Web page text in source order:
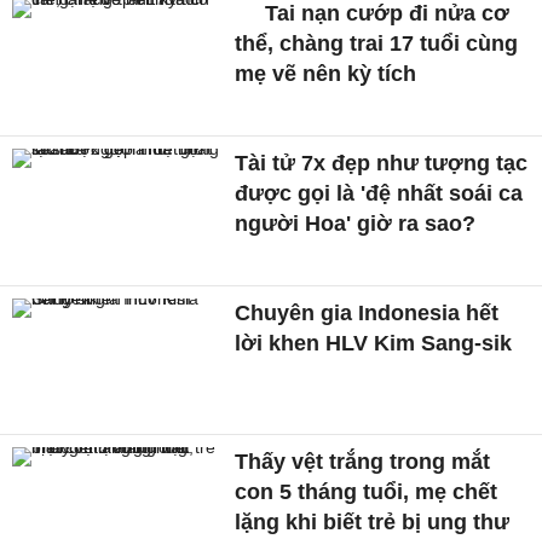
Tai nạn cướp đi nửa cơ
thể, chàng trai 17 tuổi cùng
mẹ vẽ nên kỳ tích
Tài tử 7x đẹp như tượng tạc
được gọi là 'đệ nhất soái ca
người Hoa' giờ ra sao?
Chuyên gia Indonesia hết
lời khen HLV Kim Sang-sik
Thấy vệt trắng trong mắt
con 5 tháng tuổi, mẹ chết
lặng khi biết trẻ bị ung thư